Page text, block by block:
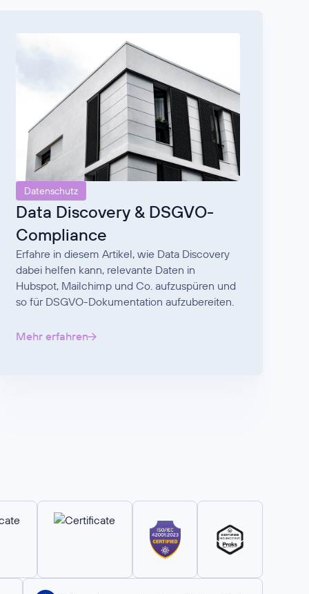
Datenschutz
Data Discovery & DSGVO-
Compliance
Erfahre in diesem Artikel, wie Data Discovery
dabei helfen kann, relevante Daten in
Hubspot, Mailchimp und Co. aufzuspüren und
so für DSGVO-Dokumentation aufzubereiten.
Mehr erfahren